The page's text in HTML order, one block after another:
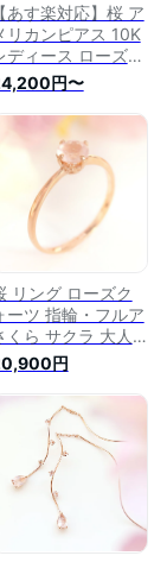
【あす楽対応】桜 ア
リカンピアス 10K
ディース ローズク
ーツ・桜心 ピンク
ールド さくら サ
ラ 花びら 花弁 大
人かわいい 人気 桜
のピアス ロングピア
ス 揺れるピアス ア
クセサリー 誕生日プ
レゼント 女性 春
K10 10金 可愛いピア
石 チェーン
円〜
リング ローズク
ーツ 指輪・フルア
くら サクラ 大人
わいい レディース
気 桜のリング ア
セサリー ジュエリ
ー 誕生日プレゼント
女性 春 ファッショ
ンリング ゴールド
10K K10 10金 可愛
い ブランド 宝石 お
しゃれ 天然石 ピン
円